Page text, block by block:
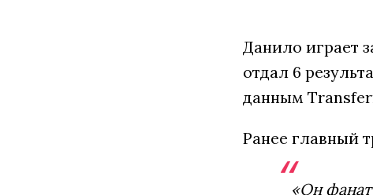
Данило играет
отдал 6
данным
Ранее главный
«Он